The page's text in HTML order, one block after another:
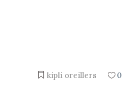
kipli oreillers 0